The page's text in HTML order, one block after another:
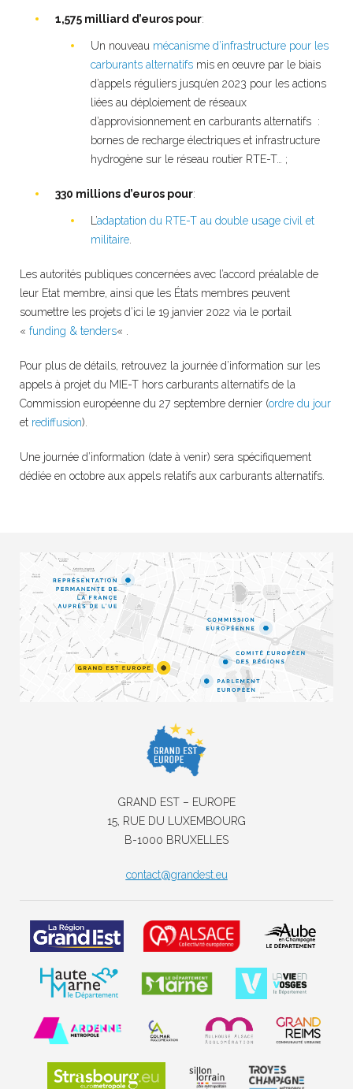
1,575 milliard d’euros pour:
Un nouveau mécanisme d’infrastructure pour les
carburants alternatifs mis en œuvre par le biais
d’appels réguliers jusqu’en 2023 pour les actions
liées au déploiement de réseaux
d’approvisionnement en carburants alternatifs :
bornes de recharge électriques et infrastructure
hydrogène sur le réseau routier RTE-T… ;
330 millions d’euros pour:
L’adaptation du RTE-T au double usage civil et
militaire
Les autorités publiques concernées avec l’accord préalable de
leur Etat membre, ainsi que les États membres peuvent
soumettre les projets d’ici le 19 janvier 2022 via le portail
« funding & tenders« .
Pour plus de détails, retrouvez la journée d’information sur les
appels à projet du MIE-T hors carburants alternatifs de la
Commission européenne du 27 septembre dernier (ordre du jour
et rediffusion).
Une journée d’information (date à venir) sera spécifiquement
dédiée en octobre aux appels relatifs aux carburants alternatifs.
GRAND EST – EUROPE
15, RUE DU LUXEMBOURG
B-1000 BRUXELLES
contact@grandest.eu